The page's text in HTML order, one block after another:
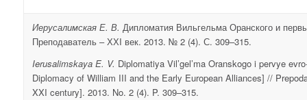
Иерусалимская Е. В. Дипломатия Вильгельма Оранского и
Преподаватель – ХХI век. 2013. № 2 (4). С. 309–315.
Ierusalimskaya E. V. Diplomatiya Vil’gel’ma Oranskogo i pervye
Diplomacy of William III and the Early European Alliances] //
XXI century]. 2013. No. 2 (4). P. 309–315.